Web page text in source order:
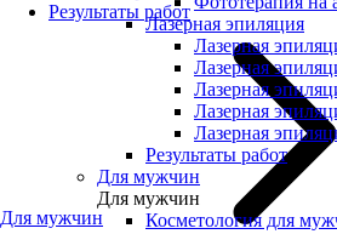
Результаты работ
Для мужчин
Лазерная эпиляция
Лазерная
Лазерная
Лазерная
Лазерная
Лазерная
Результаты работ
Для мужчин
Для мужчин
Косметология для